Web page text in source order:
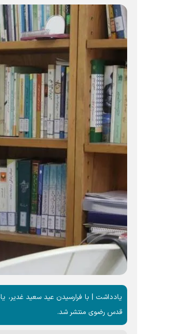
یادداشت | با فرارسیدن عید سعید
قدس رضوی منتشر شد.